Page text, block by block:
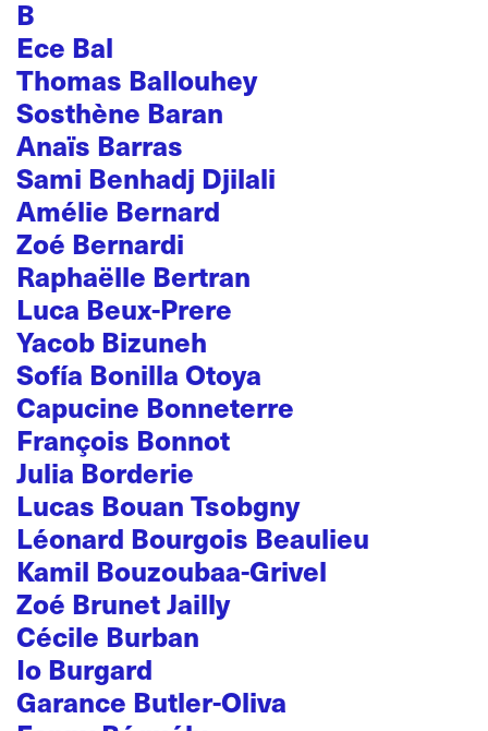
B
Ece Bal
Thomas Ballouhey
Sosthène Baran
Anaïs Barras
Sami Benhadj Djilali
Amélie Bernard
Zoé Bernardi
Raphaëlle Bertran
Luca Beux-Prere
Yacob Bizuneh
Sofía Bonilla Otoya
Capucine Bonneterre
François Bonnot
Julia Borderie
Lucas Bouan Tsobgny
Léonard Bourgois Beaulieu
Kamil Bouzoubaa-Grivel
Zoé Brunet Jailly
Cécile Burban
Io Burgard
Garance Butler-Oliva